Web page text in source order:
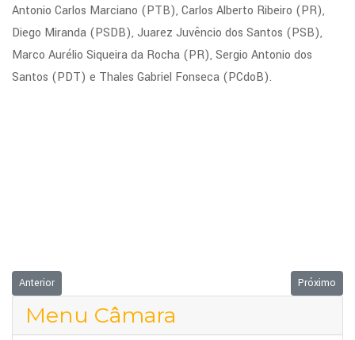
Antonio Carlos Marciano (PTB), Carlos Alberto Ribeiro (PR),
Diego Miranda (PSDB), Juarez Juvêncio dos Santos (PSB),
Marco Aurélio Siqueira da Rocha (PR), Sergio Antonio dos
Santos (PDT) e Thales Gabriel Fonseca (PCdoB).
Artigo anterior: AVISO - PREGÃO Nº 001/2015 - PRESENCIAL
Anterior Próximo
Próximo
Menu Câmara